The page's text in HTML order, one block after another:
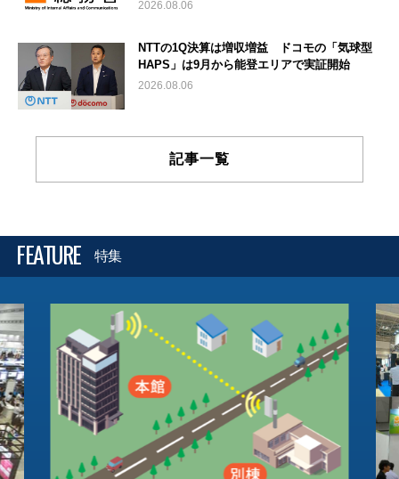
2026.08.06
NTTの1Q決算は増収増益 ドコモの「気球型
HAPS」は9月から能登エリアで実証開始
2026.08.06
記事一覧
FEATURE 特集